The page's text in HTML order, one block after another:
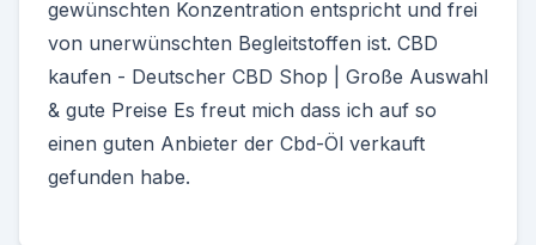
gewünschten Konzentration entspricht und frei
von unerwünschten Begleitstoffen ist. CBD
kaufen - Deutscher CBD Shop | Große Auswahl
& gute Preise Es freut mich dass ich auf so
einen guten Anbieter der Cbd-Öl verkauft
gefunden habe.